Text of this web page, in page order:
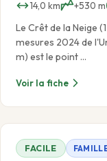
14,0 km +530 m
Le Crêt de la Neige
mesures 2024 de
m) est le point …
Voir la fiche
FACILE